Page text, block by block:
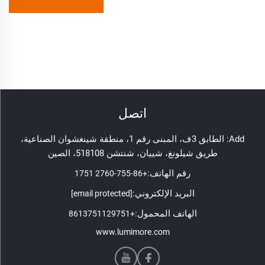
اتصل
Add: الطابق 3ف، المبنى رقم 1، منطقة شينغشوان الصناعية،
طريق شيلونغ، شييان، شنتشن 518108، الصين
رقم الهاتف:+86-755-2760 1751
البريد الإلكتروني:[email protected]
الهاتف المحمول:+8613751129751
www.lumimore.com